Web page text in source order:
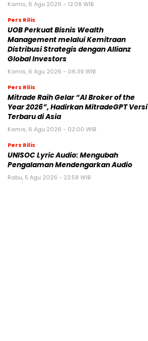
Kamis, 6 Agu 2026 - 12:08 WIB
Pers Rilis
UOB Perkuat Bisnis Wealth
Management melalui Kemitraan
Distribusi Strategis dengan Allianz
Global Investors
Kamis, 6 Agu 2026 - 06:39 WIB
Pers Rilis
Mitrade Raih Gelar “AI Broker of the
Year 2026”, Hadirkan MitradeGPT Versi
Terbaru di Asia
Kamis, 6 Agu 2026 - 02:00 WIB
Pers Rilis
UNISOC Lyric Audio: Mengubah
Pengalaman Mendengarkan Audio
Rabu, 5 Agu 2026 - 23:58 WIB